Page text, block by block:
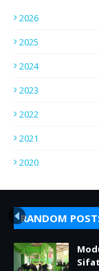
2026
2025
2024
2023
2022
2021
2020
RANDOM